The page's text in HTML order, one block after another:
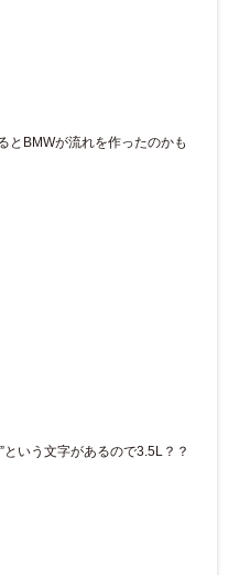
とBMWが流れを作ったのかも
いう文字があるので3.5L？？